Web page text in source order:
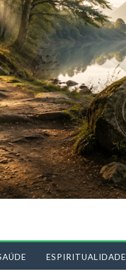
ESPIRITUALIDADE